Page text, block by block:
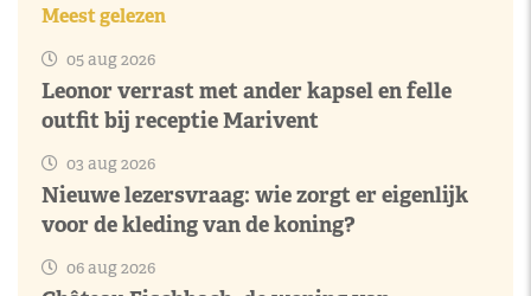
Meest gelezen
05 aug 2026
Leonor verrast met ander kapsel en felle
outfit bij receptie Marivent
03 aug 2026
Nieuwe lezersvraag: wie zorgt er eigenlijk
voor de kleding van de koning?
06 aug 2026